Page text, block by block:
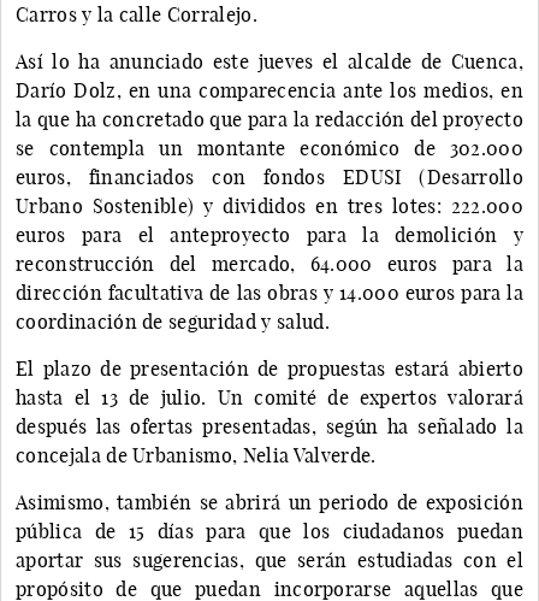
Carros y la calle Corralejo.
Así lo ha anunciado este jueves el alcalde de Cuenca,
Darío Dolz, en una comparecencia ante los medios, en
la que ha concretado que para la redacción del proyecto
se contempla un montante económico de 302.000
euros, financiados con fondos EDUSI (Desarrollo
Urbano Sostenible) y divididos en tres lotes: 222.000
euros para el anteproyecto para la demolición y
reconstrucción del mercado, 64.000 euros para la
dirección facultativa de las obras y 14.000 euros para la
coordinación de seguridad y salud.
El plazo de presentación de propuestas estará abierto
hasta el 13 de julio. Un comité de expertos valorará
después las ofertas presentadas, según ha señalado la
concejala de Urbanismo, Nelia Valverde.
Asimismo, también se abrirá un periodo de exposición
pública de 15 días para que los ciudadanos puedan
aportar sus sugerencias, que serán estudiadas con el
propósito de que puedan incorporarse aquellas que